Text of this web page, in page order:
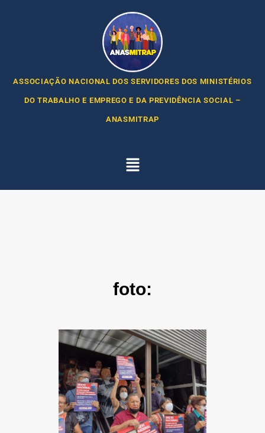
ASSOCIAÇÃO NACIONAL DOS SERVIDORES DOS MINISTÉRIOS
DO TRABALHO E EMPREGO E DA PREVIDÊNCIA SOCIAL –
ANASMITRAP
foto: